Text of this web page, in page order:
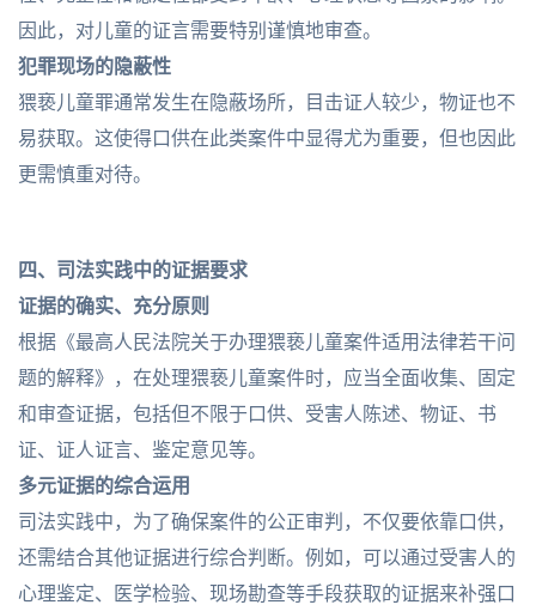
因此，对儿童的证言需要特别谨慎地审查。
犯罪现场的隐蔽性
猥亵儿童罪通常发生在隐蔽场所，目击证人较少，物证也不
易获取。这使得口供在此类案件中显得尤为重要，但也因此
更需慎重对待。
四、司法实践中的证据要求
证据的确实、充分原则
根据《最高人民法院关于办理猥亵儿童案件适用法律若干问
题的解释》，在处理猥亵儿童案件时，应当全面收集、固定
和审查证据，包括但不限于口供、受害人陈述、物证、书
证、证人证言、鉴定意见等。
多元证据的综合运用
司法实践中，为了确保案件的公正审判，不仅要依靠口供，
还需结合其他证据进行综合判断。例如，可以通过受害人的
心理鉴定、医学检验、现场勘查等手段获取的证据来补强口